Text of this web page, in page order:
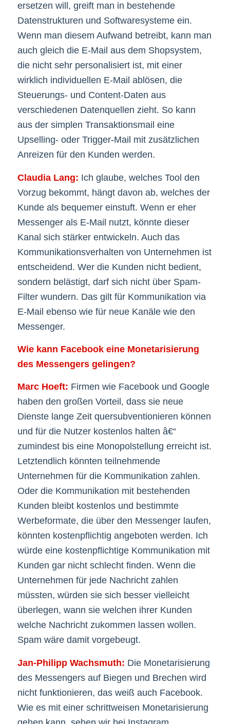
ersetzen will, greift man in bestehende
Datenstrukturen und Softwaresysteme ein.
Wenn man diesem Aufwand betreibt, kann man
auch gleich die E-Mail aus dem Shopsystem,
die nicht sehr personalisiert ist, mit einer
wirklich individuellen E-Mail ablösen, die
Steuerungs- und Content-Daten aus
verschiedenen Datenquellen zieht. So kann
aus der simplen Transaktionsmail eine
Upselling- oder Trigger-Mail mit zusätzlichen
Anreizen für den Kunden werden.
Claudia Lang: Ich glaube, welches Tool den
Vorzug bekommt, hängt davon ab, welches der
Kunde als bequemer einstuft. Wenn er eher
Messenger als E-Mail nutzt, könnte dieser
Kanal sich stärker entwickeln. Auch das
Kommunikationsverhalten von Unternehmen ist
entscheidend. Wer die Kunden nicht bedient,
sondern belästigt, darf sich nicht über Spam-
Filter wundern. Das gilt für Kommunikation via
E-Mail ebenso wie für neue Kanäle wie den
Messenger.
Wie kann Facebook eine Monetarisierung
des Messengers gelingen?
Marc Hoeft: Firmen wie Facebook und Google
haben den großen Vorteil, dass sie neue
Dienste lange Zeit quersubventionieren können
und für die Nutzer kostenlos halten â€“
zumindest bis eine Monopolstellung erreicht ist.
Letztendlich könnten teilnehmende
Unternehmen für die Kommunikation zahlen.
Oder die Kommunikation mit bestehenden
Kunden bleibt kostenlos und bestimmte
Werbeformate, die über den Messenger laufen,
könnten kostenpflichtig angeboten werden. Ich
würde eine kostenpflichtige Kommunikation mit
Kunden gar nicht schlecht finden. Wenn die
Unternehmen für jede Nachricht zahlen
müssten, würden sie sich besser vielleicht
überlegen, wann sie welchen ihrer Kunden
welche Nachricht zukommen lassen wollen.
Spam wäre damit vorgebeugt.
Jan-Philipp Wachsmuth: Die Monetarisierung
des Messengers auf Biegen und Brechen wird
nicht funktionieren, das weiß auch Facebook.
Wie es mit einer schrittweisen Monetarisierung